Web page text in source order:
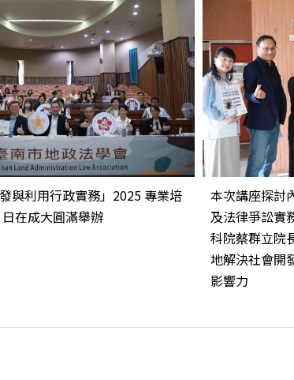
與利用行政實務」2025 專業培
在成大圓滿舉辦
本次講座探討
及法律爭訟實
科院蔡群立院
地解決社會開
影響力